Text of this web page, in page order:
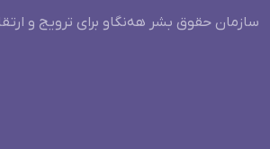
سازمان حقوق بشر هه‌نگاو برای ترویج و